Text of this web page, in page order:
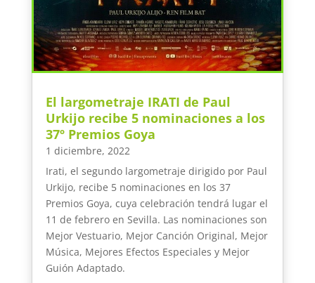
El largometraje IRATI de Paul
Urkijo recibe 5 nominaciones a los
37º Premios Goya
1 diciembre, 2022
Irati, el segundo largometraje dirigido por Paul
Urkijo, recibe 5 nominaciones en los 37
Premios Goya, cuya celebración tendrá lugar el
11 de febrero en Sevilla. Las nominaciones son
Mejor Vestuario, Mejor Canción Original, Mejor
Música, Mejores Efectos Especiales y Mejor
Guión Adaptado.